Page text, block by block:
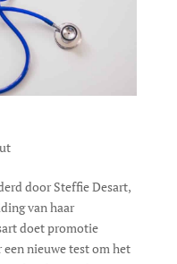
door Steffie Desart,
van haar
doet promotie
een nieuwe test om het